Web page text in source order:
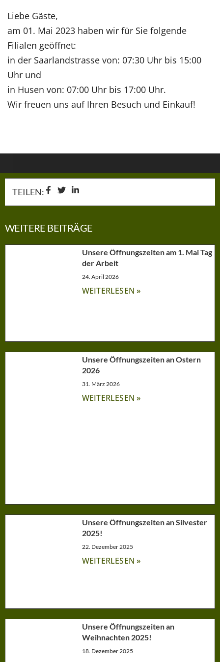
Liebe Gäste,
am 01. Mai 2023 haben wir für Sie folgende
Filialen geöffnet:
in der Saarlandstrasse von: 07:30 Uhr bis 15:00
Uhr und
in Husen von: 07:00 Uhr bis 17:00 Uhr.
Wir freuen uns auf Ihren Besuch und Einkauf!
TEILEN:
WEITERE BEITRÄGE
Unsere Öffnungszeiten am 1. Mai Tag
der Arbeit
24. April 2026
WEITERLESEN »
Unsere Öffnungszeiten an Ostern
2026
31. März 2026
WEITERLESEN »
Unsere Öffnungszeiten an Silvester
2025!
22. Dezember 2025
WEITERLESEN »
Unsere Öffnungszeiten an
Weihnachten 2025!
18. Dezember 2025